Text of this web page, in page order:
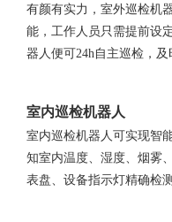
有颜有实力，室外巡检机
能，工作人员只需提前设
器人便可24h自主巡检，
室内巡检机器人
室内巡检机器人可实现智
知室内温度、湿度、烟雾
表盘、设备指示灯精确